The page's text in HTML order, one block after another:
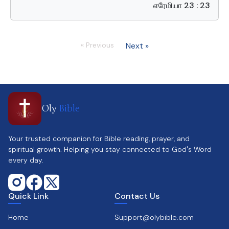
எரேமியா 23 : 23
« Previous Next »
Oly Bible
Your trusted companion for Bible reading, prayer, and
spiritual growth. Helping you stay connected to God's Word
every day.
Quick Link
Home
Contact Us
Support@olybible.com